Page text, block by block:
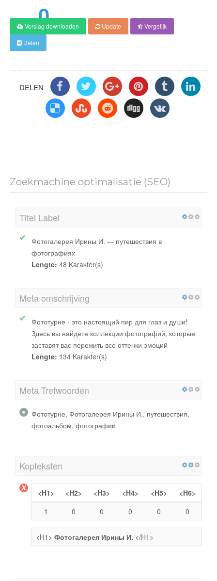
0
Score
Verslag downloaden Update
Vergelijk
Delen
DELEN
Zoekmachine optimalisatie (SEO)
Titel Label
Фотогалерея Ирины И. — путешествия в
фотографиях
Lengte: 48 Karakter(s)
Meta omschrijving
Фототурне - это настоящий пир для глаз и души!
Здесь вы найдете коллекции фотографий, которые
заставят вас пережить все оттенки эмоций
Lengte: 134 Karakter(s)
Meta Trefwoorden
Фототурне, Фотогалерея Ирины И., путешествия,
фотоальбом, фотографии
Kopteksten
<H1> <H2> <H3> <H4> <H5>
<H6>
1
0 0 0 0 0
<H1> Фотогалерея Ирины И. </H1>